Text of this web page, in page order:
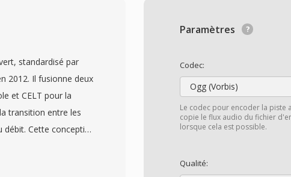
Paramètres
Codec:
Ogg (Vorbis)
Le codec pour encoder la piste
copie le flux audio du fichier
lorsque cela est possible.
Qualité:
standardisé par
2012. Il fusionne deux
et CELT pour la
transition entre les
Cette conception
tous les autres